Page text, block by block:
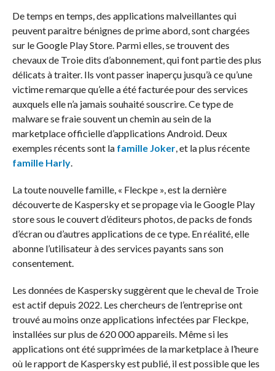
De temps en temps, des applications malveillantes qui
peuvent paraitre bénignes de prime abord, sont chargées
sur le Google Play Store. Parmi elles, se trouvent des
chevaux de Troie dits d’abonnement, qui font partie des plus
délicats à traiter. Ils vont passer inaperçu jusqu’à ce qu’une
victime remarque qu’elle a été facturée pour des services
auxquels elle n’a jamais souhaité souscrire. Ce type de
malware se fraie souvent un chemin au sein de la
marketplace officielle d’applications Android. Deux
exemples récents sont la famille Joker, et la plus récente
famille Harly.
La toute nouvelle famille, « Fleckpe », est la dernière
découverte de Kaspersky et se propage via le Google Play
store sous le couvert d’éditeurs photos, de packs de fonds
d’écran ou d’autres applications de ce type. En réalité, elle
abonne l’utilisateur à des services payants sans son
consentement.
Les données de Kaspersky suggèrent que le cheval de Troie
est actif depuis 2022. Les chercheurs de l’entreprise ont
trouvé au moins onze applications infectées par Fleckpe,
installées sur plus de 620 000 appareils. Même si les
applications ont été supprimées de la marketplace à l’heure
où le rapport de Kaspersky est publié, il est possible que les